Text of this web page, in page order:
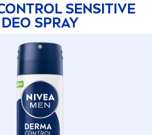
SENSITIVE
DEO SPRAY